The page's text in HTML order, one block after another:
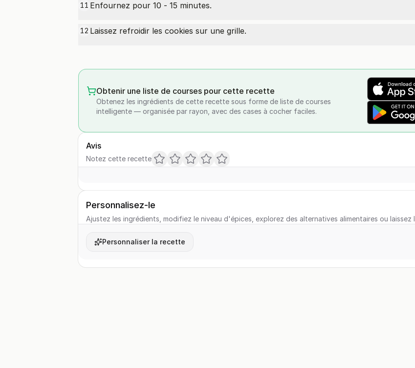
11 Enfournez pour 10 - 15 minutes.
12 Laissez refroidir les cookies sur une grille.
Obtenir une liste de courses pour cette recette
Obtenez les ingrédients de cette recette sous forme de liste de courses
intelligente — organisée par rayon, avec des cases à cocher faciles.
Avis
Notez cette recette
Personnalisez-le
Ajustez les ingrédients, modifiez le niveau d'épices, explorez des alternatives alimentaires ou
Personnaliser la recette